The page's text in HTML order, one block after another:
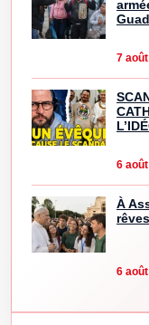
7
6
À
6